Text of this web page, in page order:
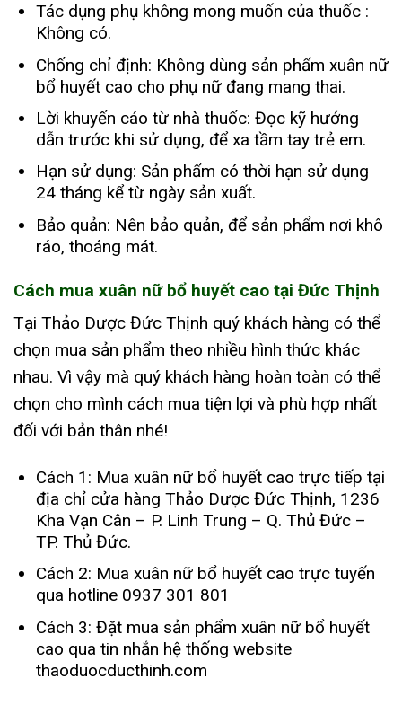
Tác dụng phụ không mong muốn của thuốc :
Không có.
Chống chỉ định: Không dùng sản phẩm xuân nữ
bổ huyết cao cho phụ nữ đang mang thai.
Lời khuyến cáo từ nhà thuốc: Đọc kỹ hướng
dẫn trước khi sử dụng, để xa tầm tay trẻ em.
Hạn sử dụng: Sản phẩm có thời hạn sử dụng
24 tháng kể từ ngày sản xuất.
Bảo quản: Nên bảo quản, để sản phẩm nơi khô
ráo, thoáng mát.
Cách mua xuân nữ bổ huyết cao tại Đức Thịnh
Tại Thảo Dược Đức Thịnh quý khách hàng có thể
chọn mua sản phẩm theo nhiều hình thức khác
nhau. Vì vậy mà quý khách hàng hoàn toàn có thể
chọn cho mình cách mua tiện lợi và phù hợp nhất
đối với bản thân nhé!
Cách 1: Mua xuân nữ bổ huyết cao trực tiếp tại
địa chỉ cửa hàng Thảo Dược Đức Thịnh, 1236
Kha Vạn Cân – P. Linh Trung – Q. Thủ Đức –
TP. Thủ Đức.
Cách 2: Mua xuân nữ bổ huyết cao trực tuyến
qua hotline 0937 301 801
Cách 3: Đặt mua sản phẩm xuân nữ bổ huyết
cao qua tin nhắn hệ thống website
thaoduocducthinh.com